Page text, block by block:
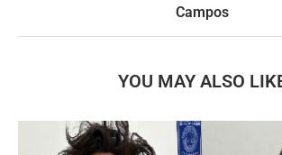
Campos
YOU MAY ALSO